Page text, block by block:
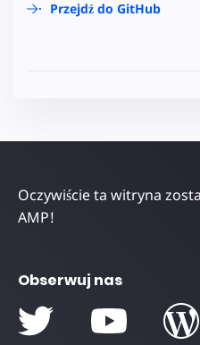
Przejdź do GitHub
Oczywiście ta witryna
AMP!
Obserwuj nas